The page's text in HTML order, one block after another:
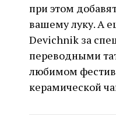
при этом
вашему луку. А
Devichnik за
переводными
любимом
керамической